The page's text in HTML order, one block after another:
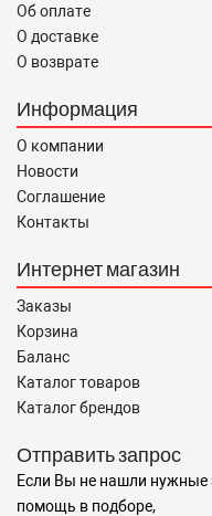
Об оплате
О доставке
О возврате
Информация
О компании
Новости
Соглашение
Контакты
Интернет магазин
Заказы
Корзина
Баланс
Каталог товаров
Каталог брендов
Отправить запрос
Если Вы не нашли нужные
помощь в подборе,